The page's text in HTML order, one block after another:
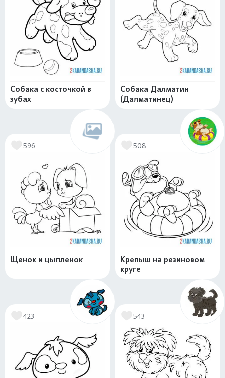
Собака с косточкой в
зубах
Собака Далматин
(Далматинец)
596
Щенок и цыпленок
508
Крепыш на резиновом
круге
423 543